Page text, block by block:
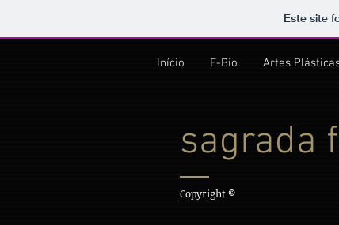
Este site
Início E-Bio Artes
sagrada
Copyright ©